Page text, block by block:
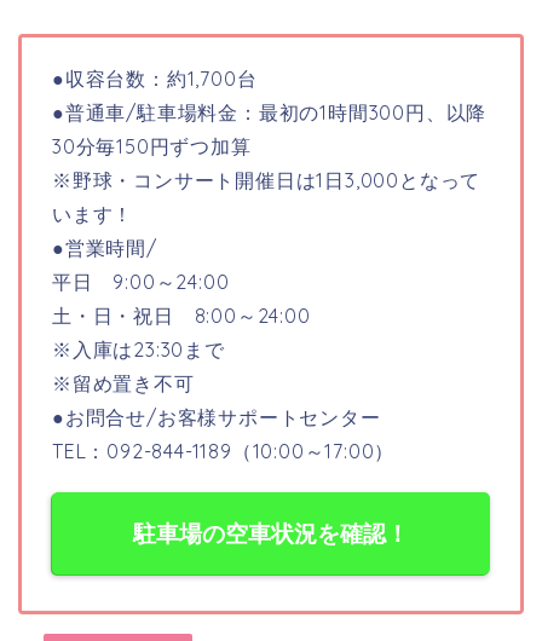
●収容台数：約1,700台
●普通車/駐車場料金：最初の1時間300円、以降
30分毎150円ずつ加算
※野球・コンサート開催日は1日3,000となって
います！
●営業時間/
平日 9:00～24:00
土・日・祝日 8:00～24:00
※入庫は23:30まで
※留め置き不可
●お問合せ/お客様サポートセンター
TEL：092-844-1189（10:00～17:00）
駐車場の空車状況を確認！